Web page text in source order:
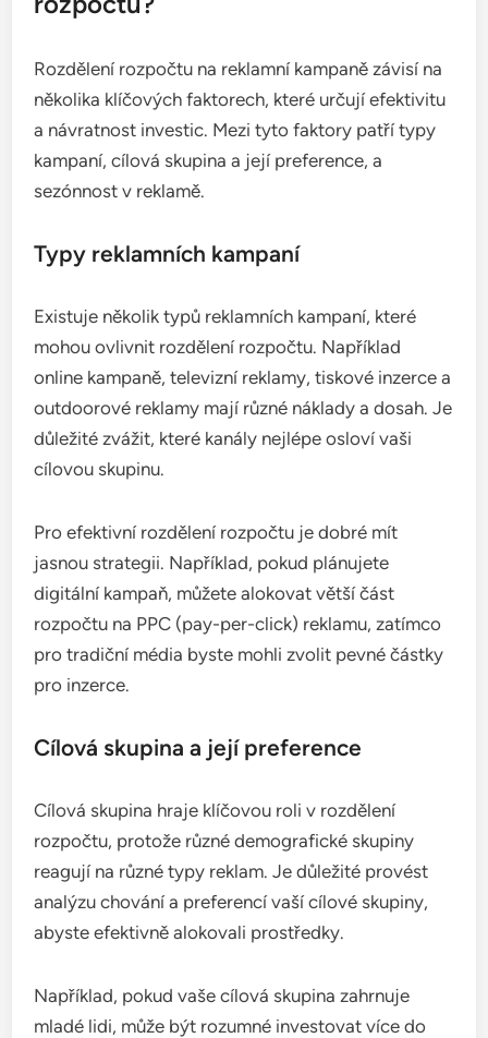
Rozdělení rozpočtu na reklamní kampaně závisí na
několika klíčových faktorech, které určují efektivitu
a návratnost investic. Mezi tyto faktory patří typy
kampaní, cílová skupina a její preference, a
sezónnost v reklamě.
Typy reklamních kampaní
Existuje několik typů reklamních kampaní, které
mohou ovlivnit rozdělení rozpočtu. Například
online kampaně, televizní reklamy, tiskové inzerce a
outdoorové reklamy mají různé náklady a dosah. Je
důležité zvážit, které kanály nejlépe osloví vaši
cílovou skupinu.
Pro efektivní rozdělení rozpočtu je dobré mít
jasnou strategii. Například, pokud plánujete
digitální kampaň, můžete alokovat větší část
rozpočtu na PPC (pay-per-click) reklamu, zatímco
pro tradiční média byste mohli zvolit pevné částky
pro inzerce.
Cílová skupina a její preference
Cílová skupina hraje klíčovou roli v rozdělení
rozpočtu, protože různé demografické skupiny
reagují na různé typy reklam. Je důležité provést
analýzu chování a preferencí vaší cílové skupiny,
abyste efektivně alokovali prostředky.
Například, pokud vaše cílová skupina zahrnuje
mladé lidi, může být rozumné investovat více do